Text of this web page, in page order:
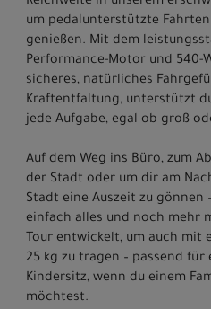
um pedalunterstützte
genießen. Mit dem
Performance-Motor und 540-
sicheres, natürliches
Kraftentfaltung, unterstützt
jede Aufgabe, egal ob groß
Auf dem Weg ins Büro, zum
der Stadt oder um dir am
Stadt eine Auszeit zu gönnen
einfach alles und noch mehr
Tour entwickelt, um auch mit
25 kg zu tragen – passend
Kindersitz, wenn du einem
möchtest.